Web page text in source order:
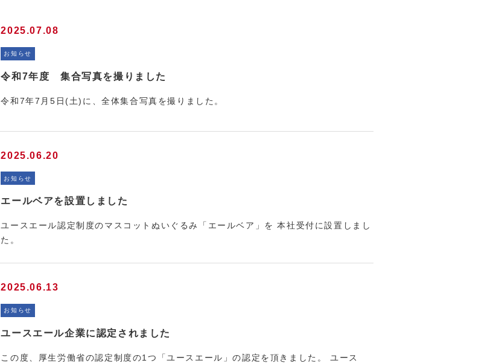
2025.07.08
お知らせ
令和7年度 集合写真を撮りました
令和7年7月5日(土)に、全体集合写真を撮りました。
2025.06.20
お知らせ
エールベアを設置しました
ユースエール認定制度のマスコットぬいぐるみ「エールベア」を 本社受付に設置しまし
た。
2025.06.13
お知らせ
ユースエール企業に認定されました
この度、厚生労働省の認定制度の1つ「ユースエール」の認定を頂きました。 ユース